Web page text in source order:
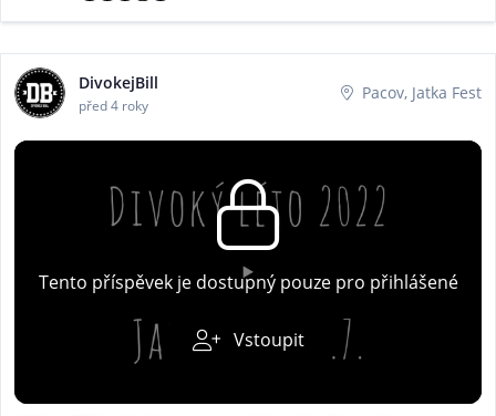
DivokejBill
před 4 roky
Pacov, Jatka Fest
Tento příspěvek je dostupný pouze pro přihlášené
Vstoupit